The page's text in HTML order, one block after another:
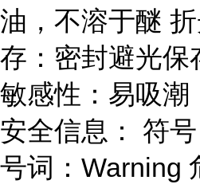
油，不溶于醚
存：密封避光保
敏感性：易吸潮
安全信息： 符
号词：Warning